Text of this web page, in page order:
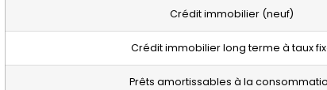
Crédit immobilier (neuf)
Crédit immobilier long terme à taux
Prêts amortissables à la